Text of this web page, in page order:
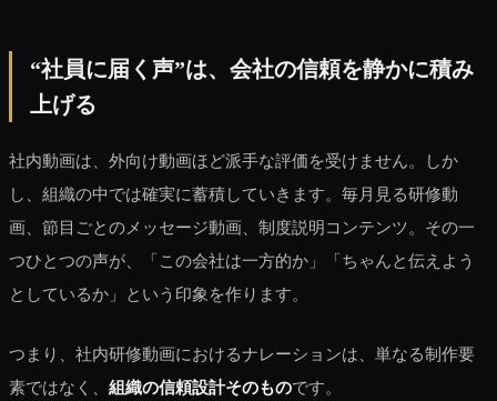
“社員に届く声”は、会社の信頼を静かに積み
上げる
社内動画は、外向け動画ほど派手な評価を受けません。しか
し、組織の中では確実に蓄積していきます。毎月見る研修動
画、節目ごとのメッセージ動画、制度説明コンテンツ。その一
つひとつの声が、「この会社は一方的か」「ちゃんと伝えよう
としているか」という印象を作ります。
つまり、社内研修動画におけるナレーションは、単なる制作要
素ではなく、 組織の信頼設計そのものです。